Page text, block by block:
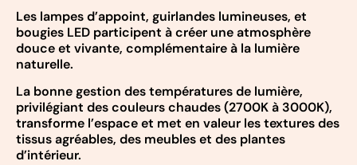
Les lampes d’appoint, guirlandes lumineuses, et
bougies LED participent à créer une atmosphère
douce et vivante, complémentaire à la lumière
naturelle.
La bonne gestion des températures de lumière,
privilégiant des couleurs chaudes (2700K à 3000K),
transforme l’espace et met en valeur les textures des
tissus agréables, des meubles et des plantes
d’intérieur.